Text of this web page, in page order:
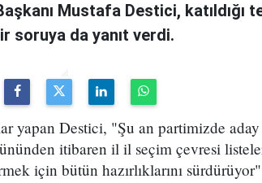
Mustafa Destici, katıldığı
soruya da yanıt verdi.
yapan Destici, "Şu an partimizde aday
itibaren il il seçim çevresi
için bütün hazırlıklarını